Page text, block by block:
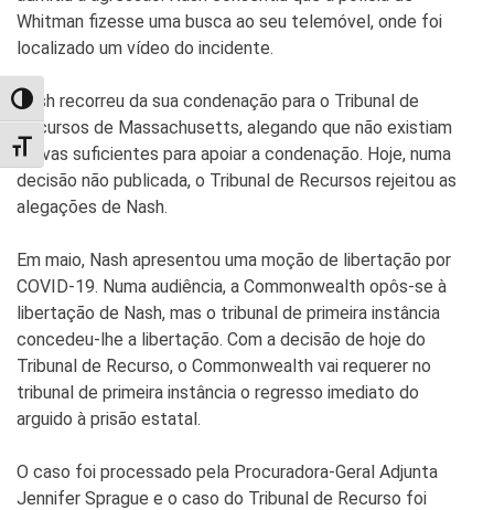
TOGGLE HIGH CONTRAST
TOGGLE FONT SIZE
Whitman fizesse uma busca ao seu telemóvel, onde foi
localizado um vídeo do incidente.
Nash recorreu da sua condenação para o Tribunal de
Recursos de Massachusetts, alegando que não existiam
provas suficientes para apoiar a condenação. Hoje, numa
decisão não publicada, o Tribunal de Recursos rejeitou as
alegações de Nash.
Em maio, Nash apresentou uma moção de libertação por
COVID-19. Numa audiência, a Commonwealth opôs-se à
libertação de Nash, mas o tribunal de primeira instância
concedeu-lhe a libertação. Com a decisão de hoje do
Tribunal de Recurso, o Commonwealth vai requerer no
tribunal de primeira instância o regresso imediato do
arguido à prisão estatal.
O caso foi processado pela Procuradora-Geral Adjunta
Jennifer Sprague e o caso do Tribunal de Recurso foi